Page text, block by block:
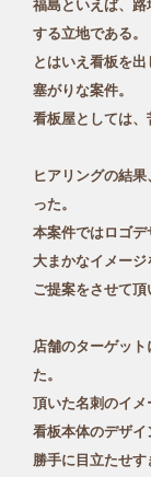
福島といえば、
する立地である。
とはいえ看板を
塞がりな案件。
看板屋としては、
ヒアリングの結
った。
本案件ではロゴ
大まかなイメー
ご提案をさせて頂
店舗のターゲッ
た。
頂いた名刺のイメ
看板本体のデザ
勝手に目立たせす